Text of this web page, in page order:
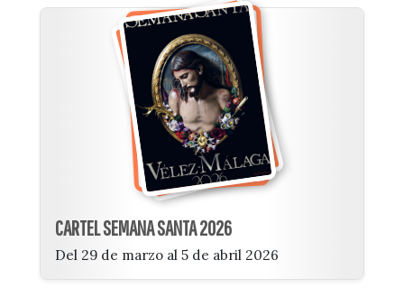
CARTEL SEMANA SANTA 2026
Del 29 de marzo al 5 de abril 2026